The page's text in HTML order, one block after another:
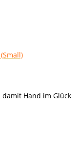
Hand im Glück